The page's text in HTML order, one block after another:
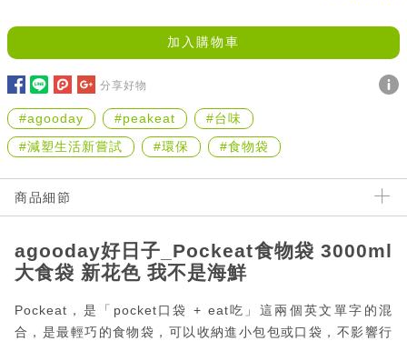
加入購物車
分享好物
#agooday #peakeat
#台味
#減塑生活新嘗試
#環保 #食物袋
商品細節
agooday好日子_Pockeat食物袋 3000ml
大食袋 新花色 我不是海鮮
Pockeat，是「pocket口袋 + eat吃」這兩個英文單字的混
合，是最輕巧的食物袋，可以收納進小包包或口袋，不影響行